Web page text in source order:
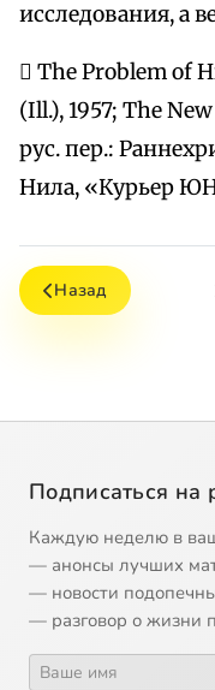
исследования, а
 The Problem of
(Ill.), 1957; The
рус. пер.:
Нила, «Курьер
Назад
Подписаться на
Каждую неделю в
— анонсы лучших
— новости
— разговор о жизни